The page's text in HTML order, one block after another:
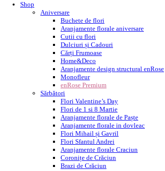
Shop
Aniversare
Buchete de flori
Aranjamente florale aniversare
Cutii cu flori
Dulciuri și Cadouri
Cărți Frumoase
Home&Deco
Aranjamente design structural enRose
Monofleur
enRose Premium
Sărbători
Flori Valentine’s Day
Flori de 1 si 8 Martie
Aranjamente florale de Paște
Aranjamente florale in dovleac
Flori Mihail și Gavril
Flori Sfantul Andrei
Aranjamente florale Craciun
Coronițe de Crăciun
Brazi de Crăciun